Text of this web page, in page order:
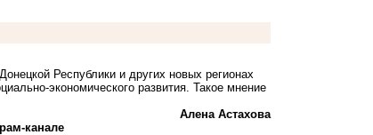
Республики и других новых регионах
экономического развития. Такое мнение
Алена Астахова
канале